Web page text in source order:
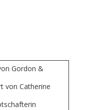
Gordon &
von Catherine